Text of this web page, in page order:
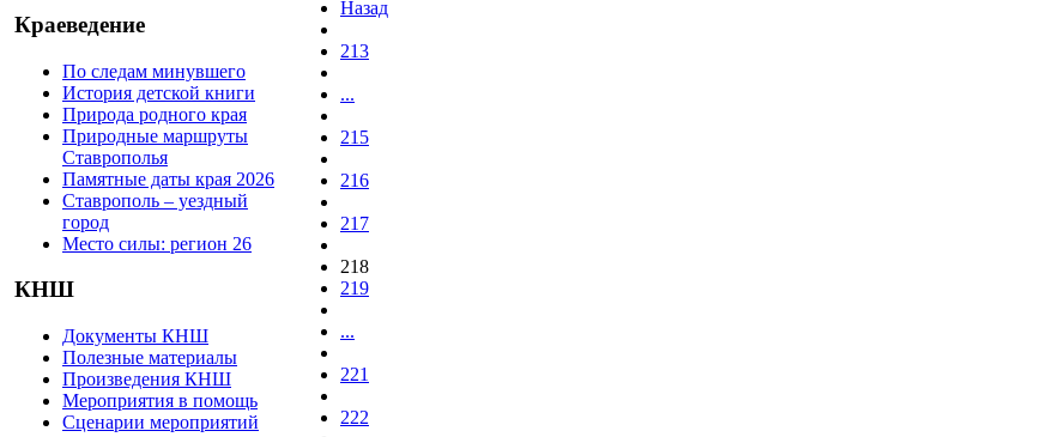
Краеведение
По следам минувшего
История детской книги
Природа родного края
Природные маршруты
Ставрополья
Памятные даты края 2026
Ставрополь – уездный
город
Место силы: регион 26
КНШ
Документы КНШ
Полезные материалы
Произведения КНШ
Мероприятия в помощь
Сценарии мероприятий
Назад
213
...
215
216
217
218
219
...
221
222